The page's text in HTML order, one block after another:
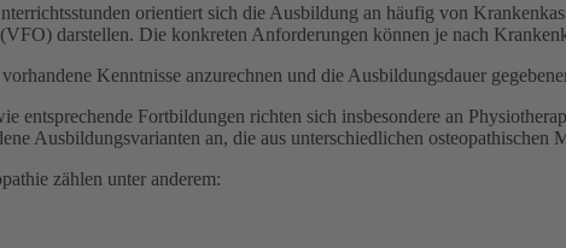
orientiert sich die Ausbildung an häufig von
darstellen. Die konkreten Anforderungen können je nach
Kenntnisse anzurechnen und die Ausbildungsdauer
entsprechende Fortbildungen richten sich insbesondere an
Ausbildungsvarianten an, die aus unterschiedlichen osteopathischen
zählen unter anderem: